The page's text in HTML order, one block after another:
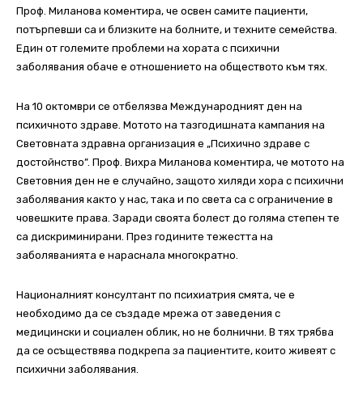
Проф. Миланова коментира, че освен самите пациенти,
потърпевши са и близките на болните, и техните семейства.
Един от големите проблеми на хората с психични
заболявания обаче е отношението на обществото към тях.
На 10 октомври се отбелязва Международният ден на
психичното здраве. Мотото на тазгодишната кампания на
Световната здравна организация е „Психично здраве с
достойнство”. Проф. Вихра Миланова коментира, че мотото на
Световния ден не е случайно, защото хиляди хора с психични
заболявания както у нас, така и по света са с ограничение в
човешките права. Заради своята болест до голяма степен те
са дискриминирани. През годините тежестта на
заболяванията е нараснала многократно.
Националният консултант по психиатрия смята, че е
необходимо да се създаде мрежа от заведения с
медицински и социален облик, но не болнични. В тях трябва
да се осъществява подкрепа за пациентите, които живеят с
психични заболявания.